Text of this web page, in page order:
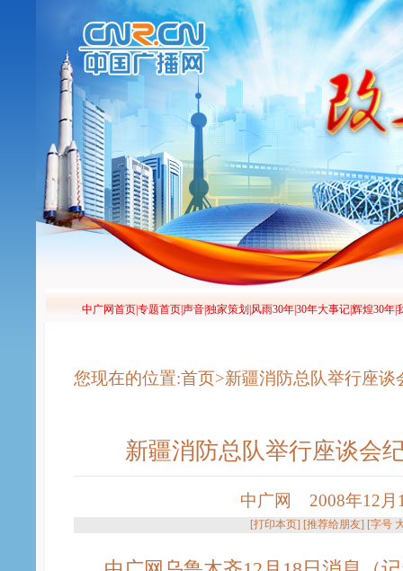
您现在的位置:首页>新疆消防总队举行座谈
新疆消防总队举行座谈会
中广网 2008年12月
[打印本页] [推荐给朋友] [字号